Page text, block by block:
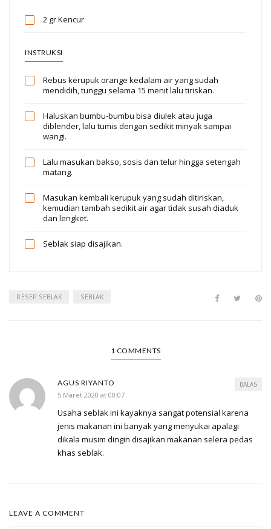
2 grKencur
INSTRUKSI
Rebus kerupuk orange kedalam air yang sudah
mendidih, tunggu selama 15 menit lalu tiriskan.
Haluskan bumbu-bumbu bisa diulek atau juga
diblender, lalu tumis dengan sedikit minyak sampai
wangi.
Lalu masukan bakso, sosis dan telur hingga setengah
matang.
Masukan kembali kerupuk yang sudah ditiriskan,
kemudian tambah sedikit air agar tidak susah diaduk
dan lengket.
Seblak siap disajikan.
RESEP SEBLAK SEBLAK
1 COMMENTS
AGUS RIYANTO
5 Maret 2020 at 00:07
Usaha seblak ini kayaknya sangat potensial karena
jenis makanan ini banyak yang menyukai apalagi
dikala musim dingin disajikan makanan selera pedas
khas seblak.
BALAS
LEAVE A COMMENT